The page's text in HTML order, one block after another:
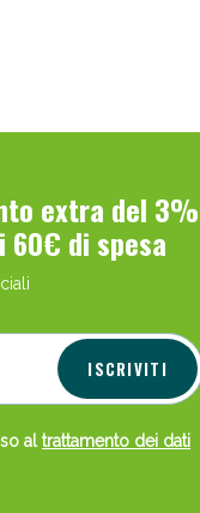
extra del 3%
60€ di spesa
ISCRIVITI
al trattamento dei dati